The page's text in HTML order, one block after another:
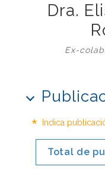
Dra.
Ex-
* Indica
Total de